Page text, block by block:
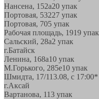
Нансена, 152а20 упак
Портовая, 53227 упак
Портовая, 705 упак
Рабочая площадь, 1919 упак
Сальский, 28a2 упак
г.Батайск
Ленина, 168а10 упак
М.Горького, 285е10 упак
Шмидта, 17/113.08, с 17:00*
г.Аксай
Вартанова, 113 упак